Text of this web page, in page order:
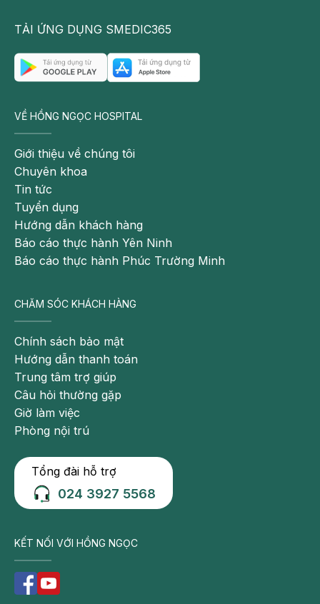
TẢI ỨNG DỤNG SMEDIC365
VỀ HỒNG NGỌC HOSPITAL
Giới thiệu về chúng tôi
Chuyên khoa
Tin tức
Tuyển dụng
Hướng dẫn khách hàng
Báo cáo thực hành Yên Ninh
Báo cáo thực hành Phúc Trường Minh
CHĂM SÓC KHÁCH HÀNG
Chính sách bảo mật
Hướng dẫn thanh toán
Trung tâm trợ giúp
Câu hỏi thường gặp
Giờ làm việc
Phòng nội trú
Tổng đài hỗ trợ
024 3927 5568
KẾT NỐI VỚI HỒNG NGỌC